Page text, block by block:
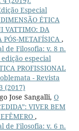
Especial
ÉTICA
VATTIMO: DA
METAFÍSICA ,
de Filosofia: v. 8 n.
edição especial
PROFISSIONAL
- Revista
(2017)
Jose Sangalli, O
VIVER BEM
,
de Filosofia: v. 6 n.